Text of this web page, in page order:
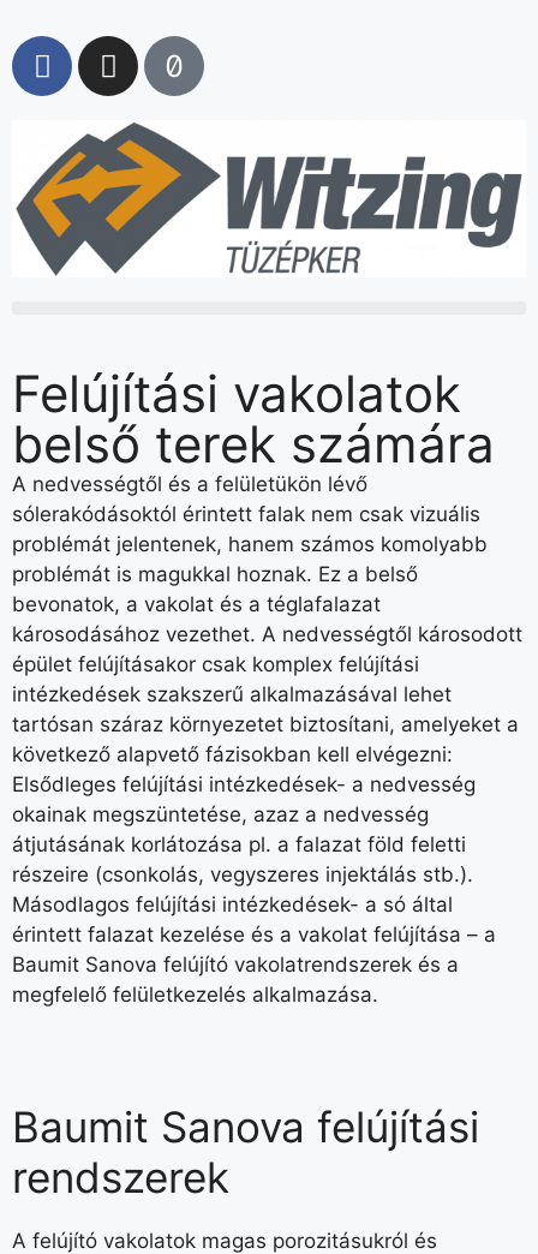
Felújítási vakolatok
belső terek számára
A nedvességtől és a felületükön lévő
sólerakódásoktól érintett falak nem csak vizuális
problémát jelentenek, hanem számos komolyabb
problémát is magukkal hoznak. Ez a belső
bevonatok, a vakolat és a téglafalazat
károsodásához vezethet. A nedvességtől károsodott
épület felújításakor csak komplex felújítási
intézkedések szakszerű alkalmazásával lehet
tartósan száraz környezetet biztosítani, amelyeket a
következő alapvető fázisokban kell elvégezni:
Elsődleges felújítási intézkedések- a nedvesség
okainak megszüntetése, azaz a nedvesség
átjutásának korlátozása pl. a falazat föld feletti
részeire (csonkolás, vegyszeres injektálás stb.).
Másodlagos felújítási intézkedések- a só által
érintett falazat kezelése és a vakolat felújítása – a
Baumit Sanova felújító vakolatrendszerek és a
megfelelő felületkezelés alkalmazása.
Baumit Sanova felújítási
rendszerek
A felújító vakolatok magas porozitásukról és